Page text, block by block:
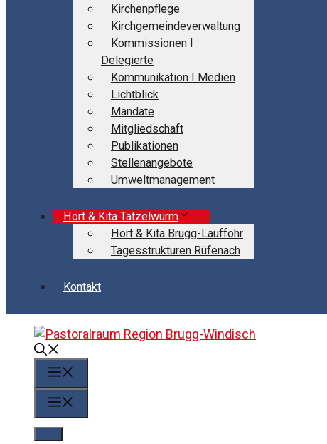
Kirchenpflege
Kirchgemeindeverwaltung
Kommissionen I
Delegierte
Kommunikation I Medien
Lichtblick
Mandate
Mitgliedschaft
Publikationen
Stellenangebote
Umweltmanagement
Hort & Kita Tatzelwurm
Hort & Kita Brugg-Lauffohr
Tagesstrukturen Rüfenach
Kontakt